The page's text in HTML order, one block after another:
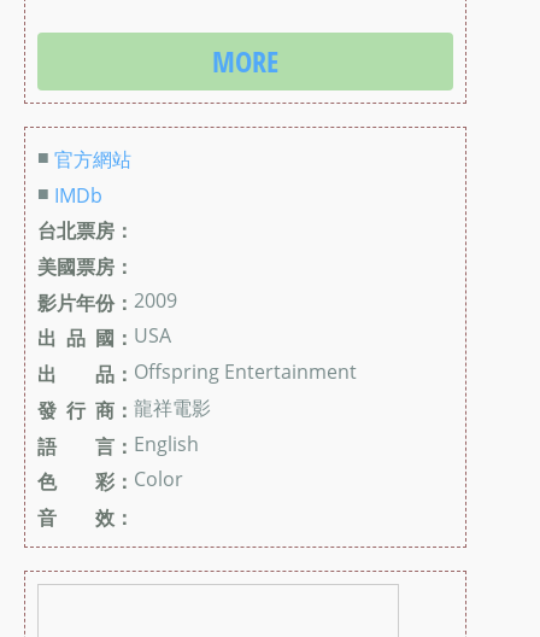
MORE
■ 官方網站
■ IMDb
台北票房：
美國票房：
影片年份： 2009
出 品 國： USA
出 品： Offspring Entertainment
發 行 商： 龍祥電影
語 言： English
色 彩： Color
音 效：